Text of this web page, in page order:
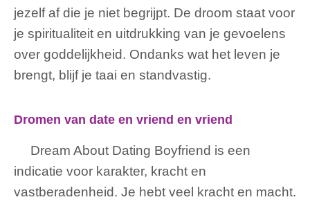
jezelf af die je niet begrijpt. De droom staat voor
je spiritualiteit en uitdrukking van je gevoelens
over goddelijkheid. Ondanks wat het leven je
brengt, blijf je taai en standvastig.
Dromen van date en vriend en vriend
Dream About Dating Boyfriend is een
indicatie voor karakter, kracht en
vastberadenheid. Je hebt veel kracht en macht.